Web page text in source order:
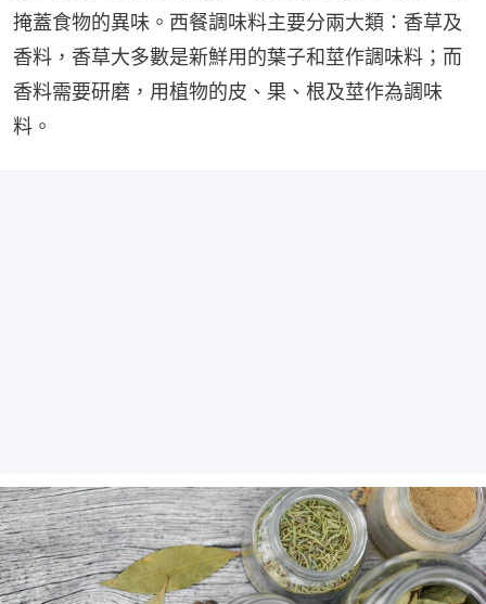
掩蓋食物的異味。西餐調味料主要分兩大類：香草及
香料，香草大多數是新鮮用的葉子和莖作調味料；而
香料需要研磨，用植物的皮、果、根及莖作為調味
料。